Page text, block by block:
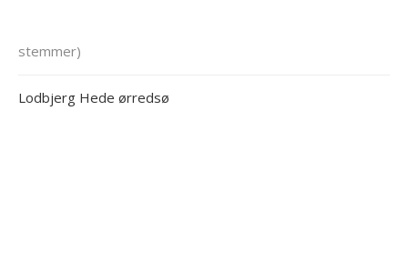
stemmer)
Lodbjerg Hede ørredsø